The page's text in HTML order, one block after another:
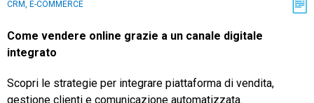
CRM, E-COMMERCE
Come vendere online grazie a un canale digitale
integrato
Scopri le strategie per integrare piattaforma di vendita,
gestione clienti e comunicazione automatizzata.